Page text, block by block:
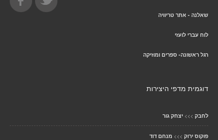
שאלנה - אתר טריוויה
לוח עברי לועזי
רגל ראשונה- ספרים ומוזיקה
דוגמית מדפי היצירות
לחבק >>> יצחק גור
פוקוס ירוק >>> מנחם דוד